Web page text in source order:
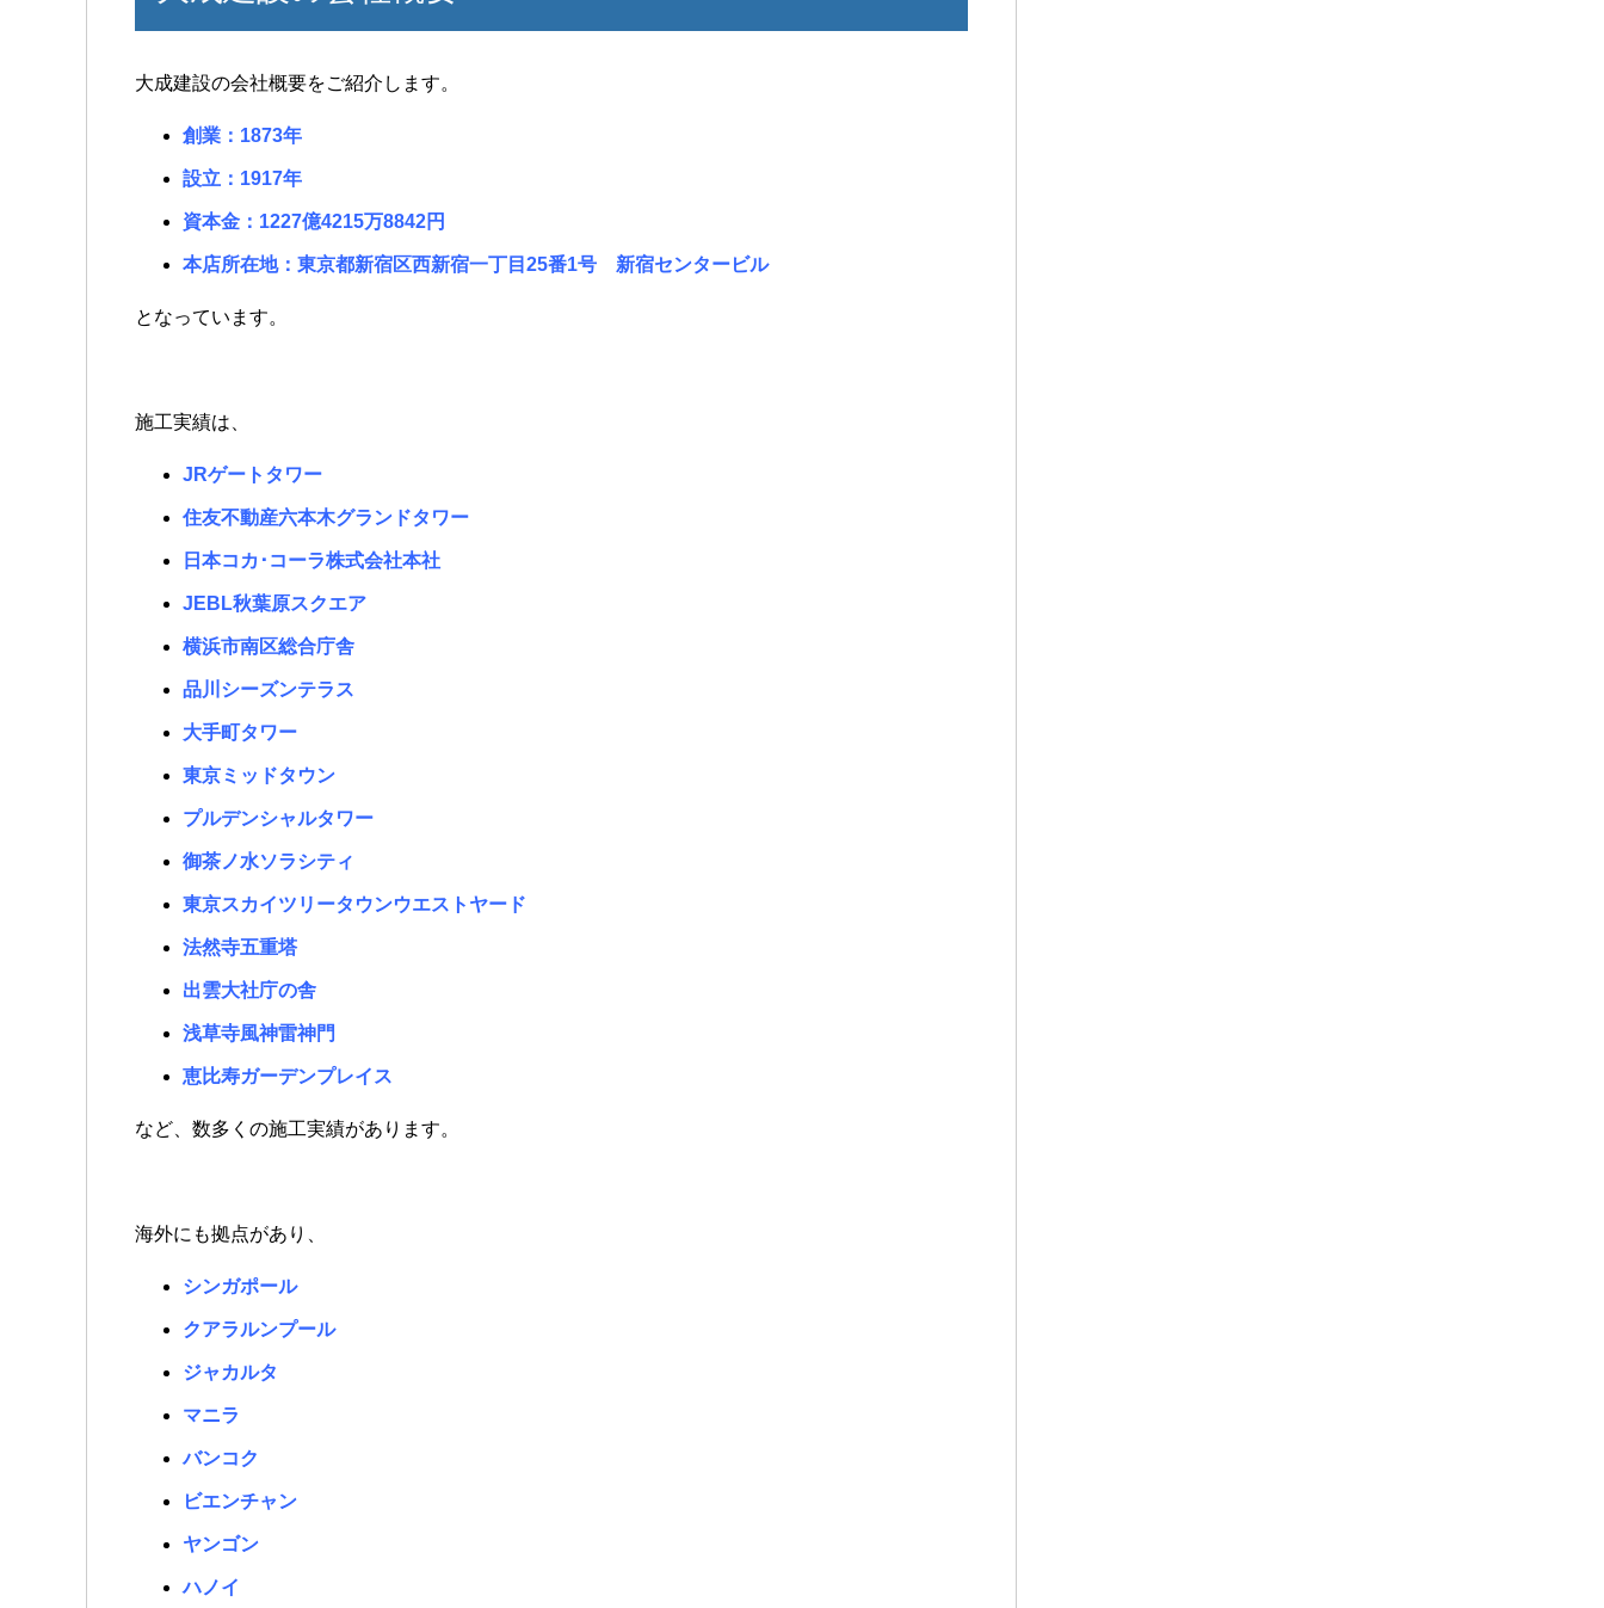
大成建設の会社概要をご紹介します。
創業：1873年
設立：1917年
資本金：1227億4215万8842円
本店所在地：東京都新宿区西新宿一丁目25番1号 新宿センタービル
となっています。
施工実績は、
JRゲートタワー
住友不動産六本木グランドタワー
日本コカ･コーラ株式会社本社
JEBL秋葉原スクエア
横浜市南区総合庁舎
品川シーズンテラス
大手町タワー
東京ミッドタウン
プルデンシャルタワー
御茶ノ水ソラシティ
東京スカイツリータウンウエストヤード
法然寺五重塔
出雲大社庁の舎
浅草寺風神雷神門
恵比寿ガーデンプレイス
など、数多くの施工実績があります。
海外にも拠点があり、
シンガポール
クアラルンプール
ジャカルタ
マニラ
バンコク
ビエンチャン
ヤンゴン
ハノイ